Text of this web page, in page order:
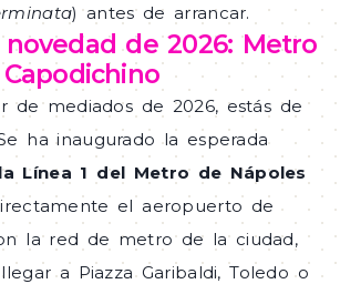
) antes de arrancar.
de 2026: Metro
de mediados de 2026, estás de
ha inaugurado la esperada
Línea 1 del Metro de Nápoles
el aeropuerto de
la red de metro de la ciudad,
a Piazza Garibaldi, Toledo o